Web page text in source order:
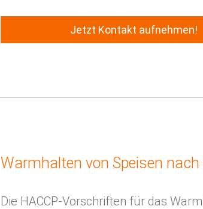
Jetzt Kontakt aufnehmen!
Warmhalten von Speisen nach
Die HACCP-Vorschriften für das